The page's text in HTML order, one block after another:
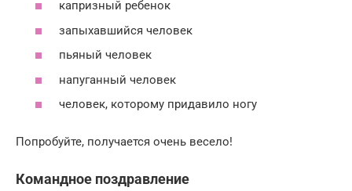
капризный ребенок
запыхавшийся человек
пьяный человек
напуганный человек
человек, которому придавило ногу
Попробуйте, получается очень весело!
Командное поздравление